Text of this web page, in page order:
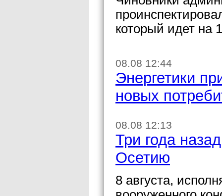
который идет на
08.08 12:44
Энергетики
новых
08.08 12:13
Три года
Осетию
8 августа,